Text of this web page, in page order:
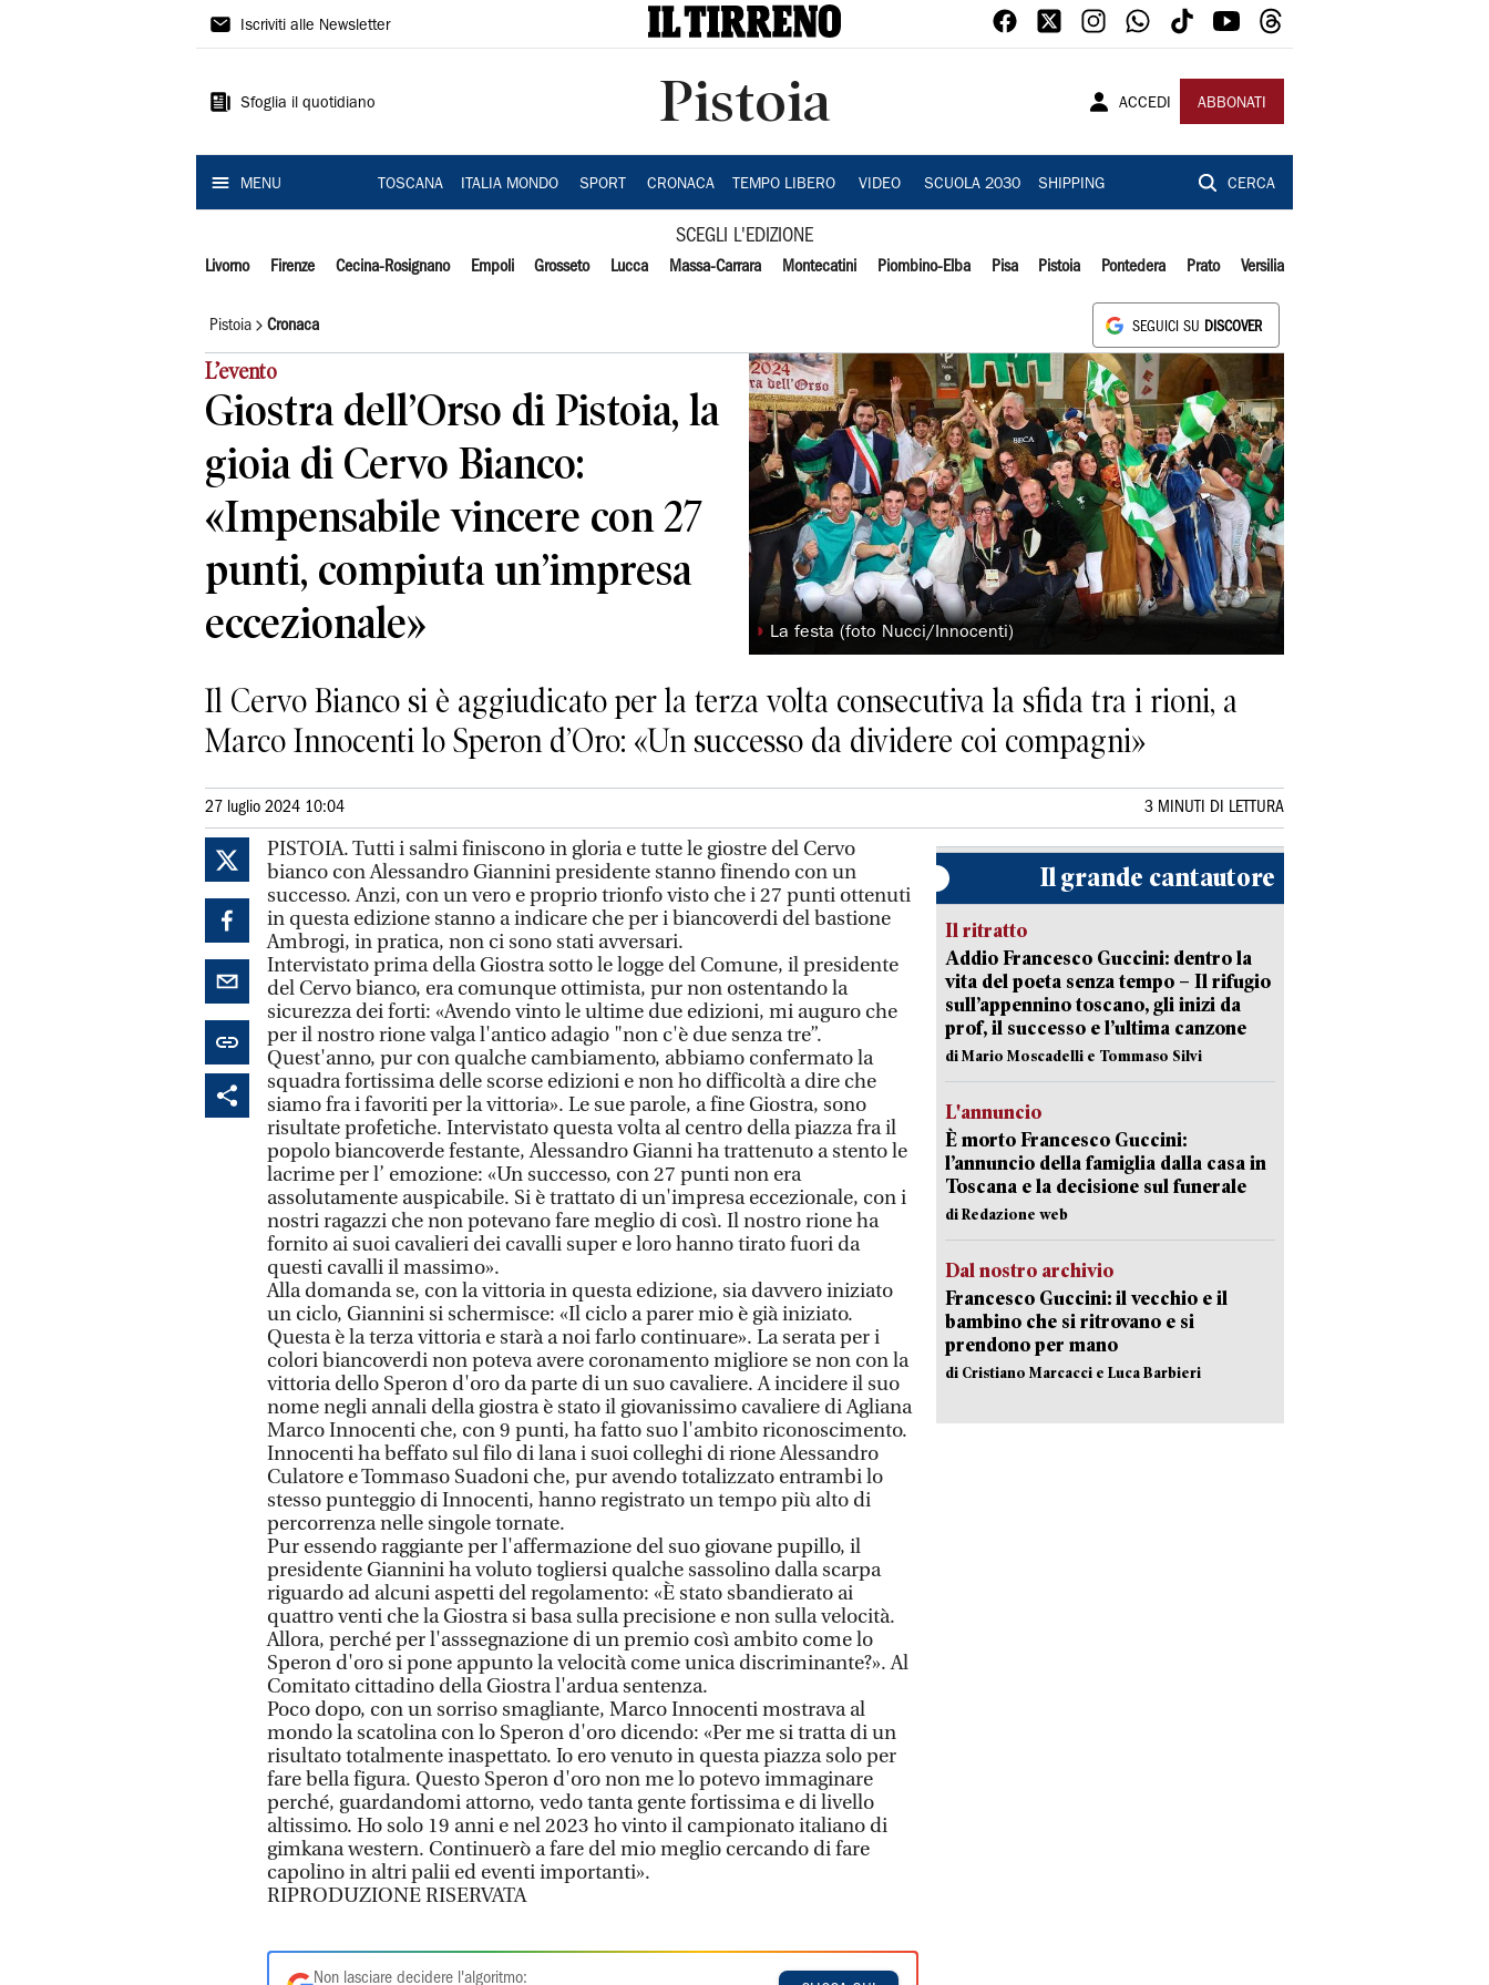
Il
Iscriviti alle Newsletter
Sfoglia il quotidiano Pistoia ACCEDI ABBONATI
MENU TOSCANA ITALIA MONDO SPORT CRONACA TEMPO LIBERO VIDEO SCUOLA 2030 SHIPPING CERCA
SCEGLI L'EDIZIONE
Livorno Firenze Cecina-Rosignano Empoli Grosseto Lucca Massa-Carrara Montecatini Piombino-Elba Pisa Pistoia Pontedera Prato Versilia
Pistoia Cronaca SEGUICI SU DISCOVER
L’evento
Giostra dell’Orso di Pistoia, la
gioia di Cervo Bianco:
«Impensabile vincere con 27
punti, compiuta un’impresa
eccezionale»
◗ La festa (foto Nucci/Innocenti)
Il Cervo Bianco si è aggiudicato per la terza volta consecutiva la sfida tra i rioni, a
Marco Innocenti lo Speron d’Oro: «Un successo da dividere coi compagni»
27 luglio 2024 10:04 3 MINUTI DI LETTURA
PISTOIA. Tutti i salmi finiscono in gloria e tutte le giostre del Cervo
bianco con Alessandro Giannini presidente stanno finendo con un
successo. Anzi, con un vero e proprio trionfo visto che i 27 punti ottenuti
in questa edizione stanno a indicare che per i biancoverdi del bastione
Ambrogi, in pratica, non ci sono stati avversari.
Intervistato prima della Giostra sotto le logge del Comune, il presidente
del Cervo bianco, era comunque ottimista, pur non ostentando la
sicurezza dei forti: «Avendo vinto le ultime due edizioni, mi auguro che
per il nostro rione valga l'antico adagio "non c'è due senza tre”.
Quest'anno, pur con qualche cambiamento, abbiamo confermato la
squadra fortissima delle scorse edizioni e non ho difficoltà a dire che
siamo fra i favoriti per la vittoria». Le sue parole, a fine Giostra, sono
risultate profetiche. Intervistato questa volta al centro della piazza fra il
popolo biancoverde festante, Alessandro Gianni ha trattenuto a stento le
lacrime per l’ emozione: «Un successo, con 27 punti non era
assolutamente auspicabile. Si è trattato di un'impresa eccezionale, con i
nostri ragazzi che non potevano fare meglio di così. Il nostro rione ha
fornito ai suoi cavalieri dei cavalli super e loro hanno tirato fuori da
questi cavalli il massimo».
Alla domanda se, con la vittoria in questa edizione, sia davvero iniziato
un ciclo, Giannini si schermisce: «Il ciclo a parer mio è già iniziato.
Questa è la terza vittoria e starà a noi farlo continuare». La serata per i
colori biancoverdi non poteva avere coronamento migliore se non con la
vittoria dello Speron d'oro da parte di un suo cavaliere. A incidere il suo
nome negli annali della giostra è stato il giovanissimo cavaliere di Agliana
Marco Innocenti che, con 9 punti, ha fatto suo l'ambito riconoscimento.
Innocenti ha beffato sul filo di lana i suoi colleghi di rione Alessandro
Culatore e Tommaso Suadoni che, pur avendo totalizzato entrambi lo
stesso punteggio di Innocenti, hanno registrato un tempo più alto di
percorrenza nelle singole tornate.
Pur essendo raggiante per l'affermazione del suo giovane pupillo, il
presidente Giannini ha voluto togliersi qualche sassolino dalla scarpa
riguardo ad alcuni aspetti del regolamento: «È stato sbandierato ai
quattro venti che la Giostra si basa sulla precisione e non sulla velocità.
Allora, perché per l'asssegnazione di un premio così ambito come lo
Speron d'oro si pone appunto la velocità come unica discriminante?». Al
Comitato cittadino della Giostra l'ardua sentenza.
Poco dopo, con un sorriso smagliante, Marco Innocenti mostrava al
mondo la scatolina con lo Speron d'oro dicendo: «Per me si tratta di un
risultato totalmente inaspettato. Io ero venuto in questa piazza solo per
fare bella figura. Questo Speron d'oro non me lo potevo immaginare
perché, guardandomi attorno, vedo tanta gente fortissima e di livello
altissimo. Ho solo 19 anni e nel 2023 ho vinto il campionato italiano di
gimkana western. Continuerò a fare del mio meglio cercando di fare
capolino in altri palii ed eventi importanti».
RIPRODUZIONE RISERVATA
Non lasciare decidere l'algoritmo:
Il grande cantautore
Il ritratto
Addio Francesco Guccini: dentro la
vita del poeta senza tempo – Il rifugio
sull’appennino toscano, gli inizi da
prof, il successo e l’ultima canzone
di Mario Moscadelli e Tommaso Silvi
L'annuncio
È morto Francesco Guccini:
l’annuncio della famiglia dalla casa in
Toscana e la decisione sul funerale
di Redazione web
Dal nostro archivio
Francesco Guccini: il vecchio e il
bambino che si ritrovano e si
prendono per mano
di Cristiano Marcacci e Luca Barbieri